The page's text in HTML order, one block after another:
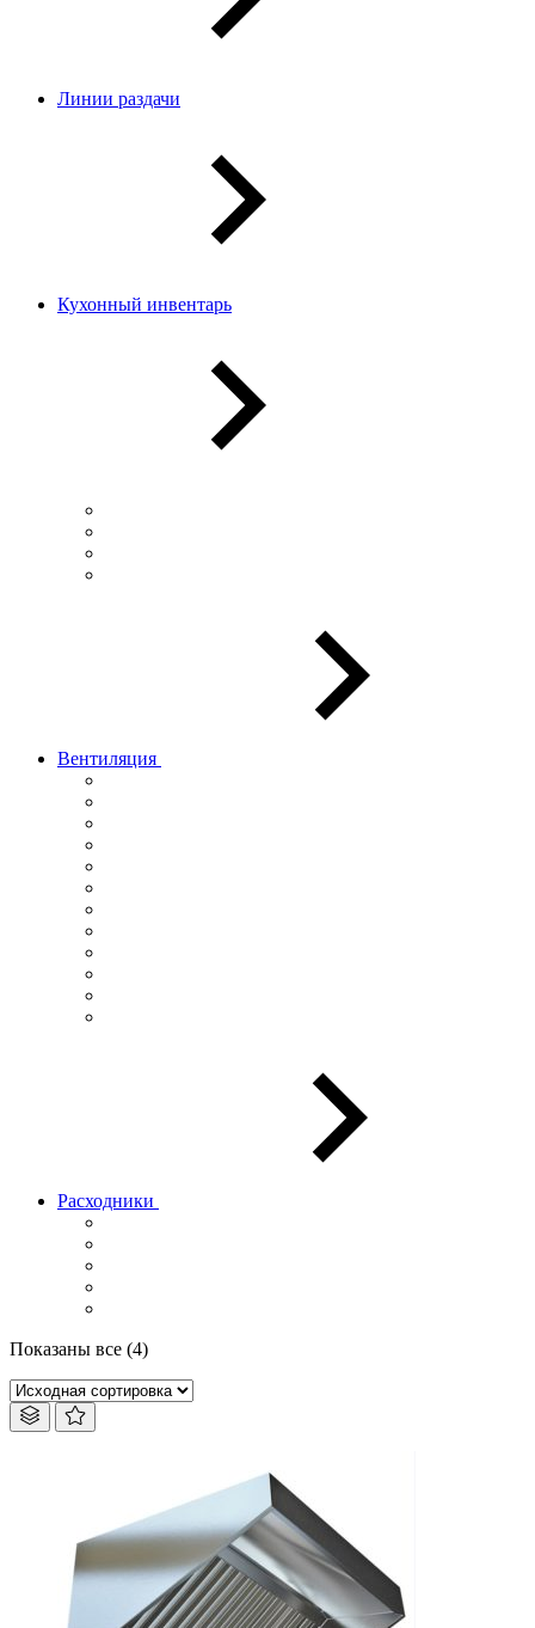
Линии раздачи
Кухонный инвентарь
Вентиляция
Расходники
Показаны все (4)